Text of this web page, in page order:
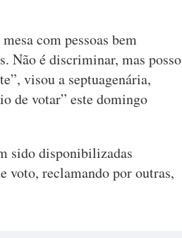
com pessoas bem
Não é discriminar, mas posso
visou a septuagenária,
de votar” este domingo
sido disponibilizadas
voto, reclamando por outras,